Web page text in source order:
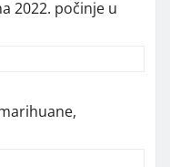
2022. počinje u